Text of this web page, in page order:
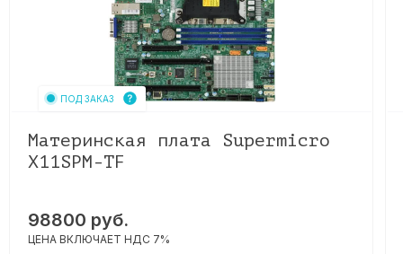
ПОД ЗАКАЗ
Материнская плата Supermicro
X11SPM-TF
98800 руб.
ЦЕНА ВКЛЮЧАЕТ НДС 7%